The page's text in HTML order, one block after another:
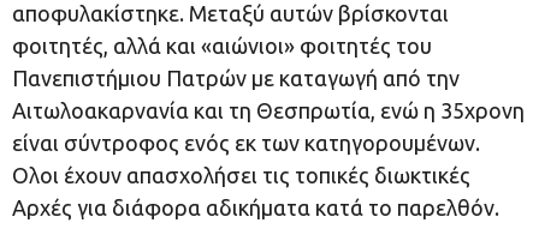
αποφυλακίστηκε. Μεταξύ αυτών βρίσκονται
φοιτητές, αλλά και «αιώνιοι» φοιτητές του
Πανεπιστήμιου Πατρών με καταγωγή από την
Αιτωλοακαρνανία και τη Θεσπρωτία, ενώ η 35χρονη
είναι σύντροφος ενός εκ των κατηγορουμένων.
Ολοι έχουν απασχολήσει τις τοπικές διωκτικές
Αρχές για διάφορα αδικήματα κατά το παρελθόν.